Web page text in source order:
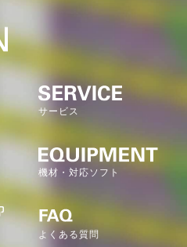
サービス
機材・対応ソフト
よくある質問